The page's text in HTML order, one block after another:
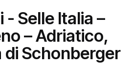
- Selle Italia –
– Adriatico,
di Schonberger